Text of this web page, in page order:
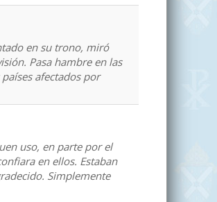
en su trono, miró
Pasa hambre en las
afectados por
uso, en parte por el
en ellos. Estaban
Simplemente